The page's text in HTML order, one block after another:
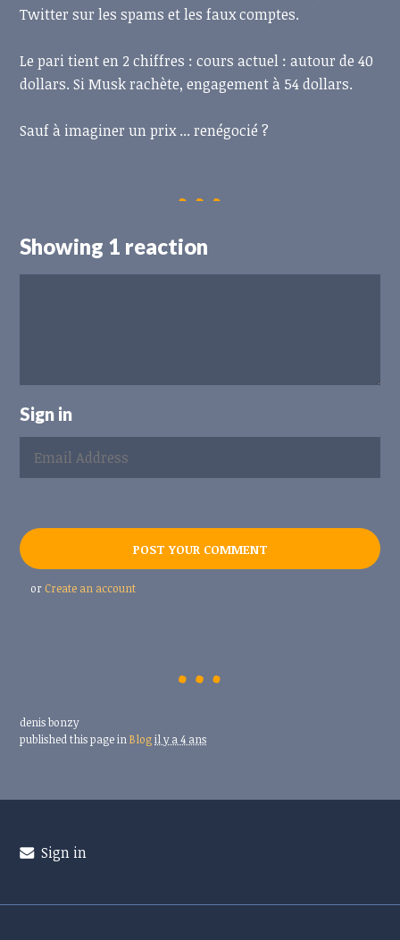
Twitter sur les spams et les faux comptes.
Le pari tient en 2 chiffres : cours actuel : autour de 40
dollars. Si Musk rachète, engagement à 54 dollars.
Sauf à imaginer un prix ... renégocié ?
Showing 1 reaction
Sign in
or Create an account
denis bonzy
published this page inBlog il y a 4 ans
Sign in